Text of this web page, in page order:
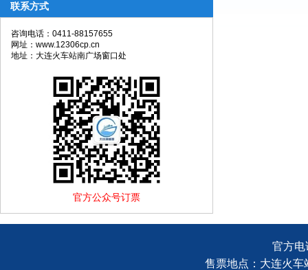
联系方式
咨询电话：0411-88157655
网址：www.12306cp.cn
地址：大连火车站南广场窗口处
官方公众号订票
官方
售票地点：大连火